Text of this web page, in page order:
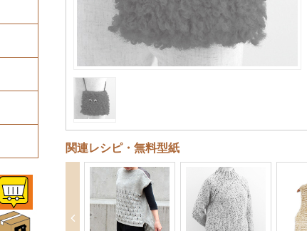
関連レシピ・無料型紙